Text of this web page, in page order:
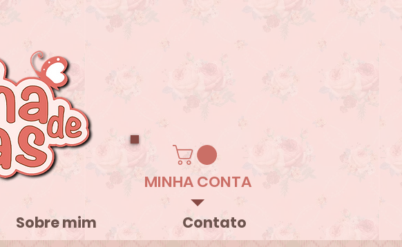
MINHA CONTA
Sobre mim Contato